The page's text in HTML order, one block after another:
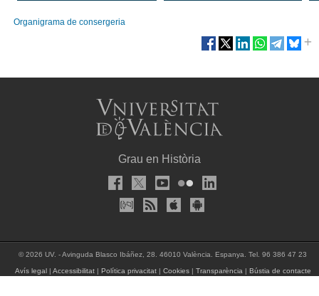
Organigrama de consergeria
Grau en Història
© 2026 UV. - Avinguda Blasco Ibáñez, 28. 46010 València. Espanya. Tel. 96 386 47 23
Avís legal| Accessibilitat| Política privacitat| Cookies| Transparència| Bústia de contacte